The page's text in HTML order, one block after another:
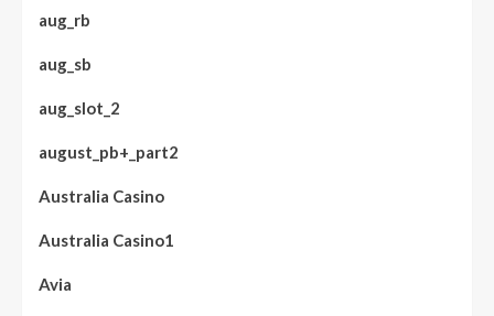
aug_rb
aug_sb
aug_slot_2
august_pb+_part2
Australia Casino
Australia Casino1
Avia